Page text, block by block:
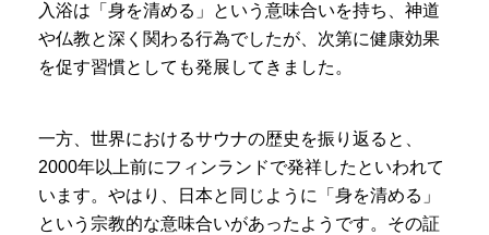
入浴は「身を清める」という意味合いを持ち、神道
や仏教と深く関わる行為でしたが、次第に健康効果
を促す習慣としても発展してきました。
一方、世界におけるサウナの歴史を振り返ると、
2000年以上前にフィンランドで発祥したといわれて
います。やはり、日本と同じように「身を清める」
という宗教的な意味合いがあったようです。その証